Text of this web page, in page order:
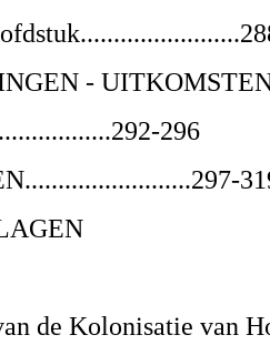
-
296
de Kolonisatie van